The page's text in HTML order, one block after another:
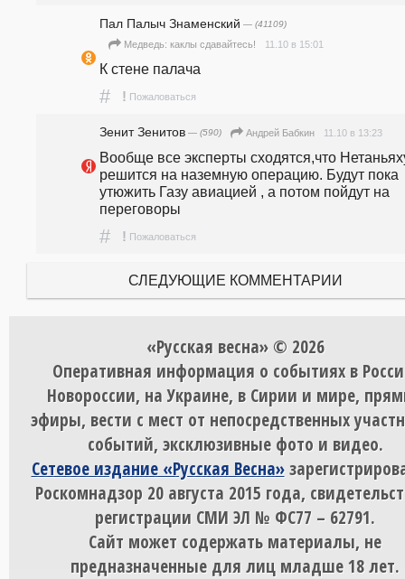
Пал Палыч Знаменский — (41109)
Медведь: каклы сдавайтесь! 11.10 в 15:01
К стене палача
# ! Пожаловаться
Зенит Зенитов — (590) Андрей Бабкин 11.10 в 13:23
Вообще все эксперты сходятся,что
решится на наземную операцию. Будут пока
утюжить Газу авиацией , а потом пойдут на
переговоры
# ! Пожаловаться
СЛЕДУЮЩИЕ КОММЕНТАРИИ
«Русская весна» © 2026
Оперативная информация о событиях в
Новороссии, на Украине, в Сирии и мире,
эфиры, вести с мест от непосредственных
событий, эксклюзивные фото и видео.
Сетевое издание «Русская Весна»
Роскомнадзор 20 августа 2015 года,
регистрации СМИ ЭЛ № ФС77 – 62791.
Сайт может содержать материалы, не
предназначенные для лиц младше 18 лет.